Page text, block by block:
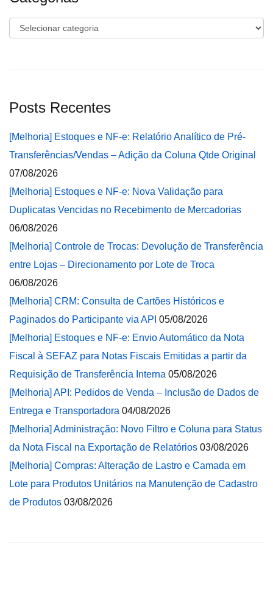
Categorias
Posts Recentes
[Melhoria] Estoques e NF-e: Relatório Analítico de Pré-
Transferências/Vendas – Adição da Coluna Qtde Original
07/08/2026
[Melhoria] Estoques e NF-e: Nova Validação para
Duplicatas Vencidas no Recebimento de Mercadorias
06/08/2026
[Melhoria] Controle de Trocas: Devolução de Transferência
entre Lojas – Direcionamento por Lote de Troca
06/08/2026
[Melhoria] CRM: Consulta de Cartões Históricos e
Paginados do Participante via API 05/08/2026
[Melhoria] Estoques e NF-e: Envio Automático da Nota
Fiscal à SEFAZ para Notas Fiscais Emitidas a partir da
Requisição de Transferência Interna 05/08/2026
[Melhoria] API: Pedidos de Venda – Inclusão de Dados de
Entrega e Transportadora 04/08/2026
[Melhoria] Administração: Novo Filtro e Coluna para Status
da Nota Fiscal na Exportação de Relatórios 03/08/2026
[Melhoria] Compras: Alteração de Lastro e Camada em
Lote para Produtos Unitários na Manutenção de Cadastro
de Produtos 03/08/2026